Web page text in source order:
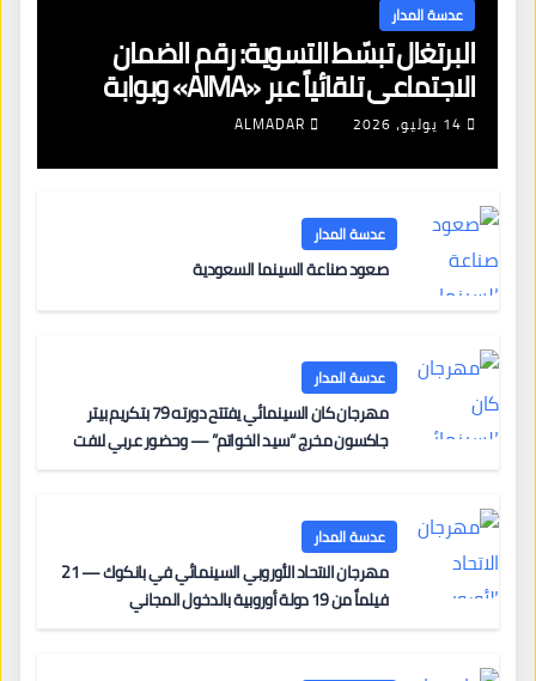
عدسة المدار
البرتغال تبسّط التسوية: رقم الضمان
الاجتماعي تلقائياً عبر «AIMA» وبوابة
جديدة لتجديد الإقامات
14 يوليو، 2026 ALMADAR
عدسة المدار
صعود صناعة السينما السعودية
عدسة المدار
مهرجان كان السينمائي يفتتح دورته 79 بتكريم بيتر
جاكسون مخرج “سيد الخواتم” — وحضور عربي لافت
عدسة المدار
مهرجان الاتحاد الأوروبي السينمائي في بانكوك — 21
فيلماً من 19 دولة أوروبية بالدخول المجاني